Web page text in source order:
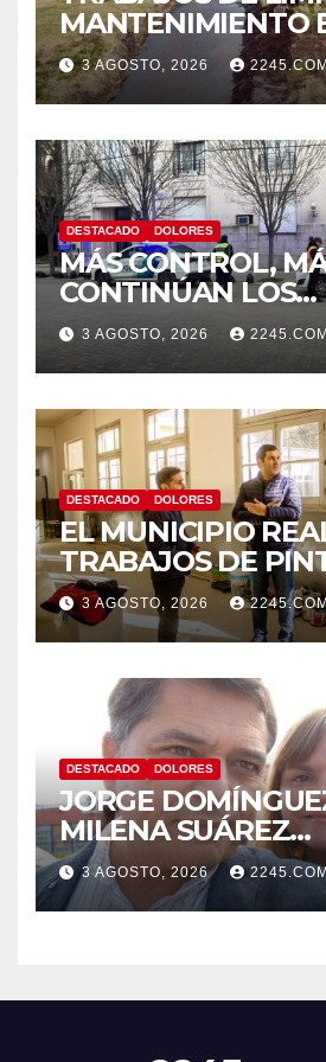
MANTENIMIENTO
CANAL LA PICASA
3 AGOSTO, 2026
DESTACADO DOLORES
MÁS CONTROL,
CONTINÚAN LOS
OPERATIVOS
DE TRÁNSITO EN
3 AGOSTO, 2026
DESTACADO DOLORES
EL MUNICIPIO
TRABAJOS DE
LA ESCUELA N.º 10
3 AGOSTO, 2026
DESTACADO DOLORES
JORGE
MILENA SUÁREZ
INTENSIFICAN LA
OPOSITORA EN
CON UNA SERIE DE
3 AGOSTO, 2026